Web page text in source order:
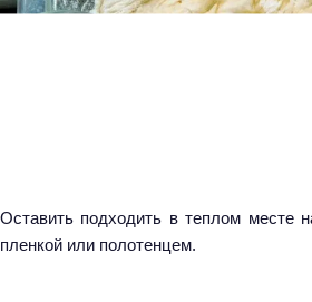
Оставить подходить в теплом месте
пленкой или полотенцем.